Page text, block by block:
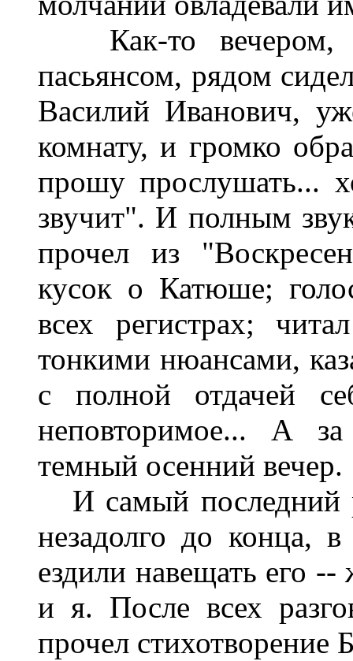
Как-то вечером,
пасьянсом, рядом
Василий Иванович,
комнату, и громко
прошу прослушать...
звучит". И полным
прочел из
кусок о Катюше;
всех регистрах;
тонкими нюансами,
с полной отдачей
неповторимое... А
темный осенний вечер.
И самый последний
незадолго до конца,
ездили навещать его
и я. После всех
прочел стихотворение